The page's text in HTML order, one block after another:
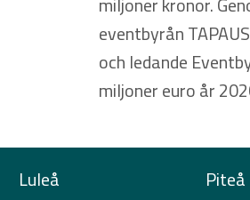
eventbyrån
och ledande
miljoner euro år
Luleå Piteå